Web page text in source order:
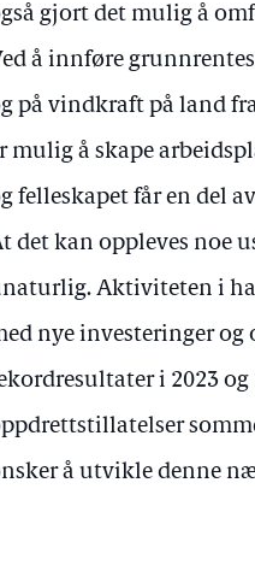
gjort det mulig å
å innføre
på vindkraft på land
mulig å skape
felleskapet får en del
det kan oppleves noe
Aktiviteten i
nye investeringer
i 2023
å utvikle denne